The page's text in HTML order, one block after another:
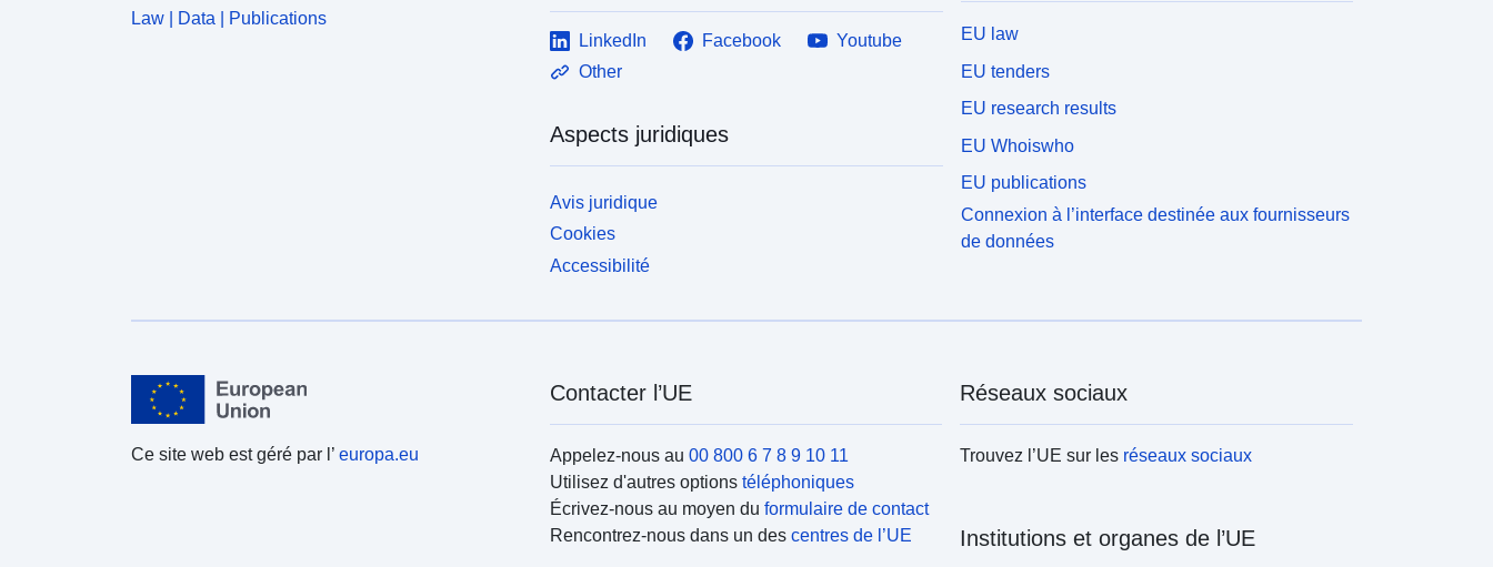
Law | Data | Publications
LinkedIn Facebook
Youtube
Other
Aspects juridiques
Avis juridique
Cookies
Accessibilité
EU law
EU tenders
EU research results
EU Whoiswho
EU publications
Connexion à l’interface destinée aux fournisseurs
de données
Ce site web est géré par l’ europa.eu
Contacter l’UE
Appelez-nous au 00 800 6 7 8 9 10 11
Utilisez d'autres options téléphoniques
Écrivez-nous au moyen du formulaire de contact
Rencontrez-nous dans un des centres de l’UE
Réseaux sociaux
Trouvez l’UE sur les réseaux sociaux
Institutions et organes de l’UE